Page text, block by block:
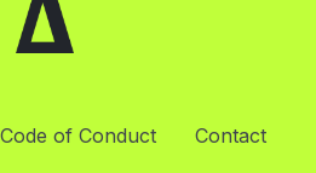
Code of Conduct
Contact